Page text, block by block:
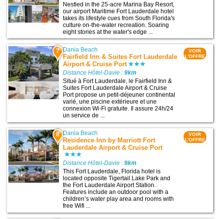
Nestled in the 25-acre Marina Bay Resort,
our airport Maritime Fort Lauderdale hotel
takes its lifestyle cues from South Florida's
culture on-the-water recreation. Soaring
eight stories at the water's edge ...
7 Dania Beach
Fairfield Inn & Suites Fort Lauderdale
Airport & Cruise Port
Distance Hôtel-Davie :9km
Situé à Fort Lauderdale, le Fairfield Inn &
Suites Fort Lauderdale Airport & Cruise
Port propose un petit-déjeuner continental
varié, une piscine extérieure et une
connexion Wi-Fi gratuite. Il assure 24h/24
un service de ...
VOIR
L'OFFRE
8 Dania Beach
Residence Inn by Marriott Fort
Lauderdale Airport & Cruise Port
Distance Hôtel-Davie :9km
This Fort Lauderdale, Florida hotel is
located opposite Tigertail Lake Park and
the Fort Lauderdale Airport Station.
Features include an outdoor pool with a
children’s water play area and rooms with
free Wifi ...
VOIR
L'OFFRE